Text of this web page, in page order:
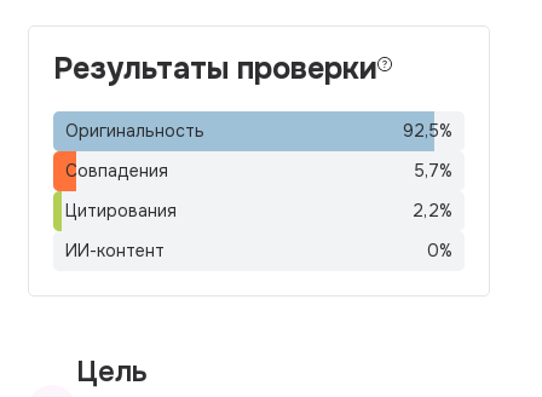
Результаты проверки
Оригинальность 92,5%
Совпадения
5,7%
Цитирования
2,2%
ИИ-контент
0%
Цель